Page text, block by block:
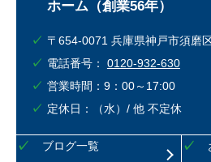
ホーム（創業56年）
〒654-0071 兵庫県神戸市須磨
電話番号： 0120-932-630
営業時間：9：00～17:00
定休日：（水）/ 他 不定休
ブログ一覧